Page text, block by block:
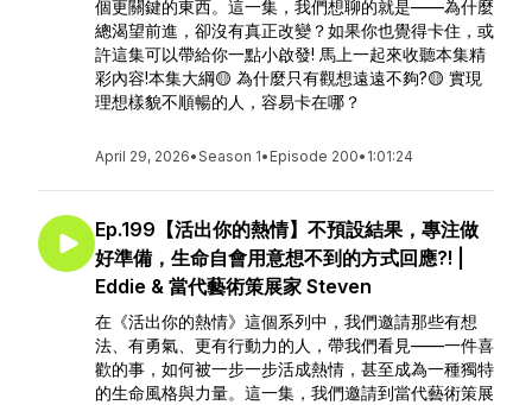
個更關鍵的東西。這一集，我們想聊的就是——為什麼
總渴望前進，卻沒有真正改變？如果你也覺得卡住，或
許這集可以帶給你一點小啟發! 馬上一起來收聽本集精
彩內容!本集大綱🟡 為什麼只有觀想遠遠不夠?🟡 實現
理想樣貌不順暢的人，容易卡在哪？
April 29, 2026•Season 1• Episode 200• 1:01:24
Ep.199【活出你的熱情】不預設結果，專注做
好準備，生命自會用意想不到的方式回應?! |
Eddie & 當代藝術策展家 Steven
在《活出你的熱情》這個系列中，我們邀請那些有想
法、有勇氣、更有行動力的人，帶我們看見——一件喜
歡的事，如何被一步一步活成熱情，甚至成為一種獨特
的生命風格與力量。這一集，我們邀請到當代藝術策展